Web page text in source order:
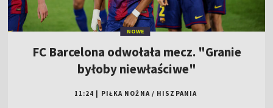
NOWE
FC Barcelona odwołała mecz. "Granie
byłoby niewłaściwe"
11:24 PIŁKA NOŻNA / HISZPANIA